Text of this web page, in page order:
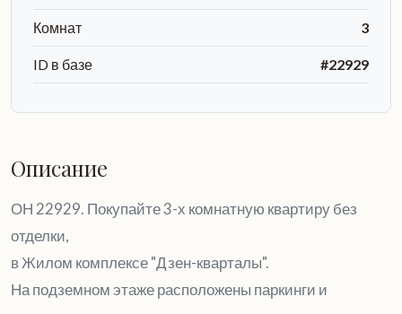
Комнат 3
ID в базе #22929
Описание
ОН 22929. Покупайте 3-х комнатную квартиру без
отделки,
в Жилом комплексе "Дзен-кварталы".
На подземном этаже расположены паркинги и